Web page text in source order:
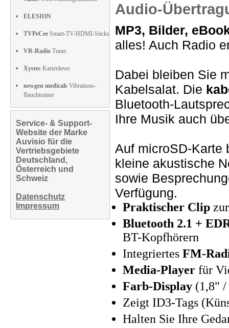
ELESION
TVPeCee Smart-TV-HDMI-Sticks
VR-Radio Tuner
Xystec Kartenleser
newgen medicals Vibrations-
Bauchtrainer
Service- & Support-
Website der Marke
Auvisio für die
Vertriebsgebiete
Deutschland,
Österreich und
Schweiz
Datenschutz
Impressum
Audio-
MP3, Bilder,
alles! Auch Radio
Dabei bleiben Sie
Kabelsalat. Die
Bluetooth-
Ihre Musik auch
Auf microSD-
kleine akustische
sowie
Verfügung.
Praktischer Clip
Bluetooth 2.1 +
BT-Kopfhörern
Integriertes FM-
Media-Player für
Farb-Display (1,8" /
Zeigt ID3-Tags
Halten Sie Ihre